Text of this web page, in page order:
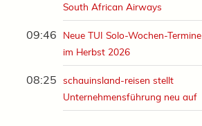
South African Airways
09:46
Neue TUI Solo-Wochen-Termine
im Herbst 2026
08:25
schauinsland-reisen stellt
Unternehmensführung neu auf